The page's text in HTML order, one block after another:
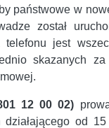
państwowe w
został
telefonu jest
skazanych
12 00 02)
działającego od